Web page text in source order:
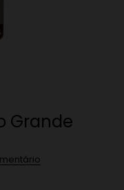
Grande